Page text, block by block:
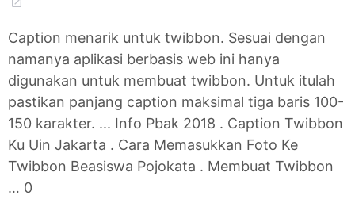
Caption menarik untuk twibbon. Sesuai dengan
namanya aplikasi berbasis web ini hanya
digunakan untuk membuat twibbon. Untuk itulah
pastikan panjang caption maksimal tiga baris 100-
150 karakter. ... Info Pbak 2018 . Caption Twibbon
Ku Uin Jakarta . Cara Memasukkan Foto Ke
Twibbon Beasiswa Pojokata . Membuat Twibbon
… 0